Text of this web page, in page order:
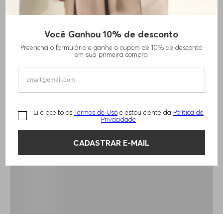
Você Ganhou 10% de desconto
Preencha o formulário e ganhe o cupom de 10% de desconto
em sua primeira compra
Li e aceito os Termos de Uso e estou ciente da Política de
Privacidade
CADASTRAR E-MAIL